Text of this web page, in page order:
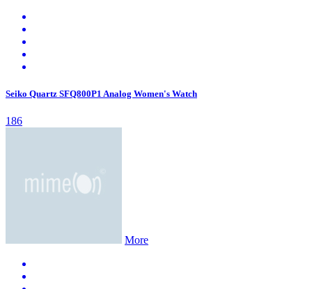
Seiko Quartz SFQ800P1 Analog Women's Watch
186
More